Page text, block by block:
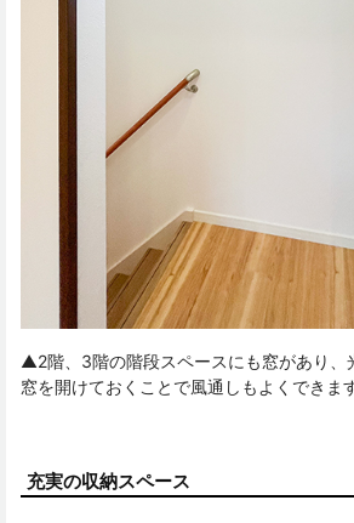
▲2階、3階の階段スペースにも窓があり、
窓を開けておくことで風通しもよくできます
充実の収納スペース